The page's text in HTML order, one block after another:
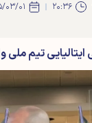
۲۰:۳۶ ۱۴۰۵/
تیم ملی